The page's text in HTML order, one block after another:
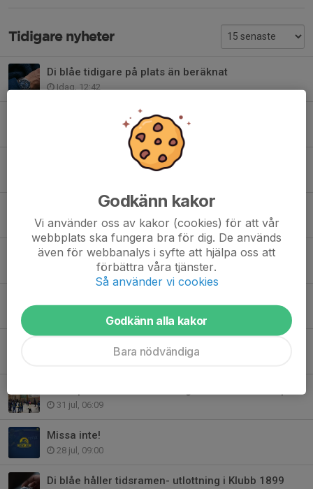
Tidigare nyheter
Di blåe tidigare på plats än beräknat
Idag, 12:42
Patrik Johansson: "Att ingen kan slå oss"
Ditt lokala drömlag
Klubbshoppen redo inför skolstarten
6 aug, 19:46
2 aug, 21:06
31 jul, 06:09
Missa inte!
28 jul, 09:00
Di blåe håller tidsramen- utlottning i Klubb 1899
Godkänn kakor
Vi använder oss av kakor (cookies) för att vår
webbplats ska fungera bra för dig. De används
även för webbanalys i syfte att hjälpa oss att
förbättra våra tjänster.
Så använder vi cookies
Godkänn alla kakor
Bara nödvändiga